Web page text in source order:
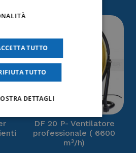
DF 20 P- Ventilatore
professionale ( 6600
m³/h)
TUTTO
TUTTO
DETTAGLI